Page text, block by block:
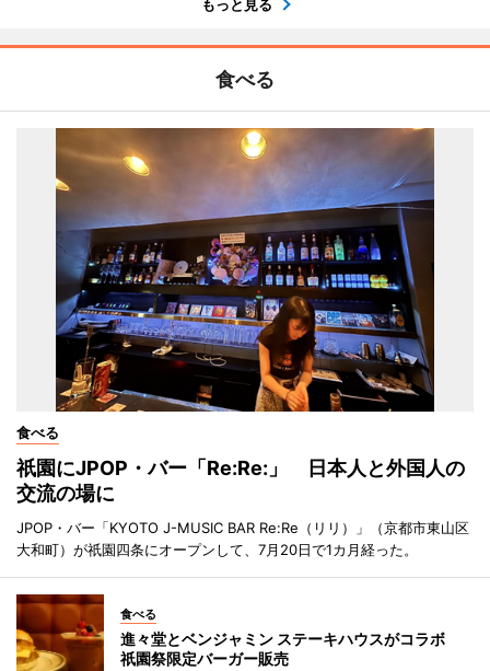
もっと見る
食べる
食べる
祇園にJPOP・バー「Re:Re:」 日本人と外国人の
交流の場に
JPOP・バー「KYOTO J-MUSIC BAR Re:Re（リリ）」（京都市東山区
大和町）が祇園四条にオープンして、7月20日で1カ月経った。
食べる
進々堂とベンジャミン ステーキハウスがコラボ
祇園祭限定バーガー販売